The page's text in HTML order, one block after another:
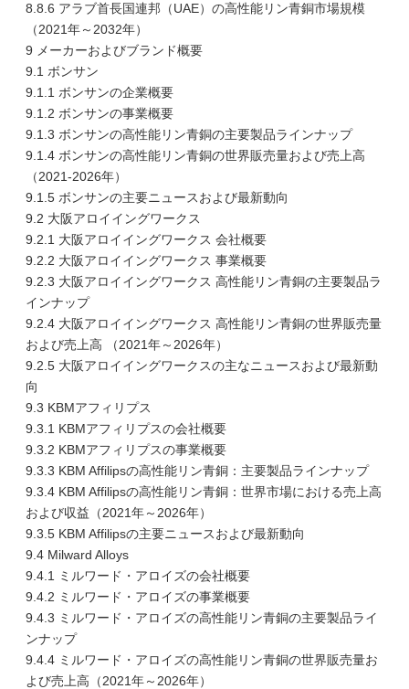
8.8.6 アラブ首長国連邦（UAE）の高性能リン青銅市場規模
（2021年～2032年）
9 メーカーおよびブランド概要
9.1 ボンサン
9.1.1 ボンサンの企業概要
9.1.2 ボンサンの事業概要
9.1.3 ボンサンの高性能リン青銅の主要製品ラインナップ
9.1.4 ボンサンの高性能リン青銅の世界販売量および売上高
（2021-2026年）
9.1.5 ボンサンの主要ニュースおよび最新動向
9.2 大阪アロイイングワークス
9.2.1 大阪アロイイングワークス 会社概要
9.2.2 大阪アロイイングワークス 事業概要
9.2.3 大阪アロイイングワークス 高性能リン青銅の主要製品ラ
インナップ
9.2.4 大阪アロイイングワークス 高性能リン青銅の世界販売量
および売上高 （2021年～2026年）
9.2.5 大阪アロイイングワークスの主なニュースおよび最新動
向
9.3 KBMアフィリプス
9.3.1 KBMアフィリプスの会社概要
9.3.2 KBMアフィリプスの事業概要
9.3.3 KBM Affilipsの高性能リン青銅：主要製品ラインナップ
9.3.4 KBM Affilipsの高性能リン青銅：世界市場における売上高
および収益（2021年～2026年）
9.3.5 KBM Affilipsの主要ニュースおよび最新動向
9.4 Milward Alloys
9.4.1 ミルワード・アロイズの会社概要
9.4.2 ミルワード・アロイズの事業概要
9.4.3 ミルワード・アロイズの高性能リン青銅の主要製品ライ
ンナップ
9.4.4 ミルワード・アロイズの高性能リン青銅の世界販売量お
よび売上高（2021年～2026年）